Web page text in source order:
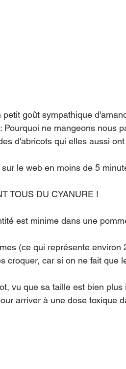
goût sympathique
ne mangeons nous
d'abricots qui elles aussi
le web en moins de 5
TOUS DU CYANURE !
est minime dans une
(ce qui représente environ
croquer, car si on ne fait que
vu que sa taille est bien
arriver à une dose toxique